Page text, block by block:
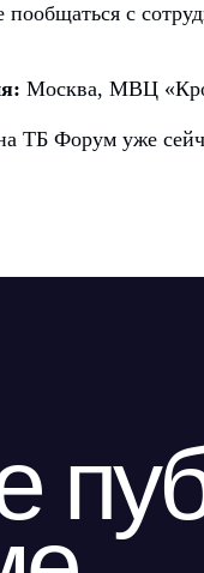
с
Москва, МВЦ
ТБ Форум уже